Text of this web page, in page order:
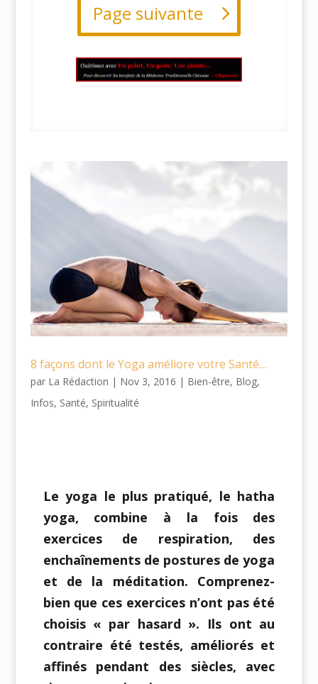
Page suivante
8 façons dont le Yoga améliore votre Santé…
par La Rédaction | Nov 3, 2016 | Bien-être, Blog,
Infos, Santé, Spiritualité
Le yoga le plus pratiqué, le hatha
yoga, combine à la fois des
exercices de respiration, des
enchaînements de postures de yoga
et de la méditation. Comprenez-
bien que ces exercices n’ont pas été
choisis « par hasard ». Ils ont au
contraire été testés, améliorés et
affinés pendant des siècles, avec